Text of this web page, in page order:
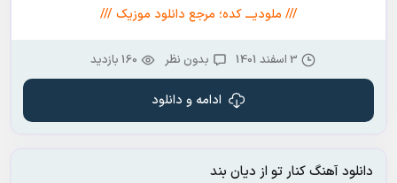
/// ملودیـــ کده؛ مرجع دانلود موزیک ///
3 اسفند 1401 بدون نظر 160 بازدید
ادامه و دانلود
دانلود آهنگ کنار تو از دیان بند